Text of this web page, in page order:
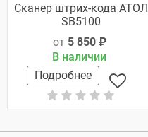
Сканер штрих-кода АТОЛ
SB5100
от 5 850 ₽
В наличии
Подробнее